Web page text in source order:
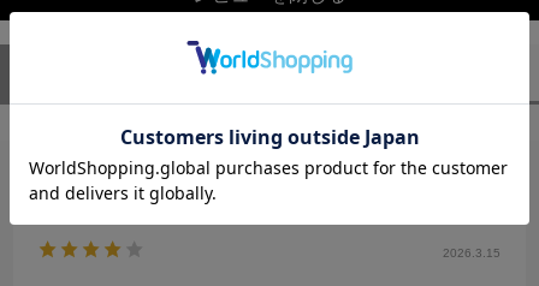
（1） スタッフレビュー
絞り込み 表示：新しい順
2026.3.15